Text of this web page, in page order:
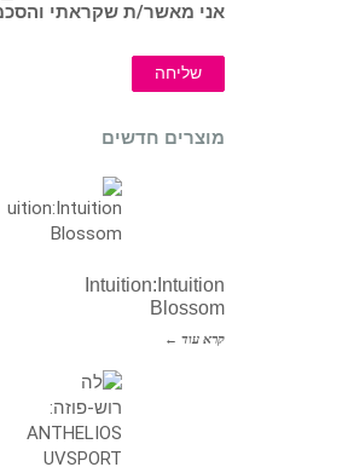
אני מאשר/ת שקראתי
שליחה
מוצרים חדשים
Intuition:Intuition
Blossom
קרא עוד ←